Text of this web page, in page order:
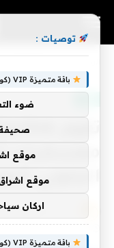
معسكرات
الجنوبي
فريق اشراق
توصيات :
باقة متميزة VIP (كود: AA35872):
ضوء
موقع
موقع
اركان
باقة متميزة VIP (كود: AA26790):